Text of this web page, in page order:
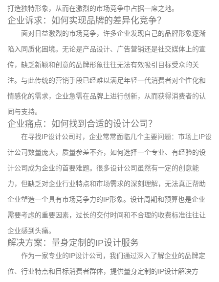
打造独特形象，从而在激烈的市场竞争中占据一席之地。
企业诉求：如何实现品牌的差异化竞争？
面对日益激烈的市场竞争，许多企业发现自己的品牌形象逐渐
陷入同质化困境。无论是产品设计、广告营销还是社交媒体上的宣
传，缺乏新颖和创意的品牌形象往往无法有效吸引目标受众的关
注。与此传统的营销手段已经难以满足年轻一代消费者对个性化和
情感化的需求，企业急需在品牌上进行创新，从而获得消费者的认
同与支持。
企业痛点：如何找到合适的设计公司？
在寻找IP设计公司时，企业常常面临几个主要问题：市场上IP设
计公司数量庞大，质量参差不齐，如何选择一个专业、有经验的设
计公司成为企业的首要难题。很多设计公司虽然有一定的创意能
力，但缺乏对企业行业特点和市场需求的深刻理解，无法真正帮助
企业塑造一个具有市场竞争力的IP形象。设计周期和预算也是企业
需要考虑的重要因素，过长的交付时间和不合理的收费标准往往让
企业感到头痛。
解决方案：量身定制的IP设计服务
作为一家专业的IP设计公司，我们通过深入了解企业的品牌定
位、行业特点和目标消费者群体，提供量身定制的IP设计解决方